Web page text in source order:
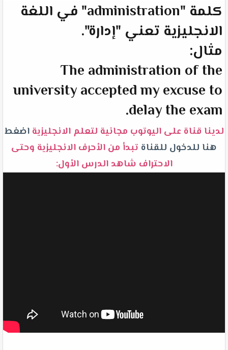
كلمة "administration" في اللغة
الانجليزية تعني "إدارة".
مثال:
The administration of the
university accepted my excuse to
delay the exam.
لدينا قناة على اليوتوب مجانية لتعلم الانجليزية اضغط
هنا للدخول للقناة تبدأ من الأحرف الانجليزية وحتى
الاحتراف شاهد الدرس الأول: